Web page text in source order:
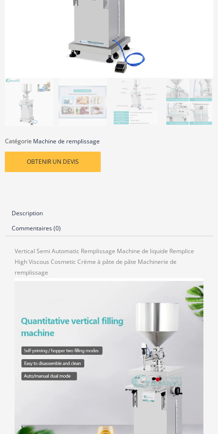
Catégorie Machine de remplissage
OBTENIR UN DEVIS
Description
Commentaires (0)
Vertical Semi Automatic Remplissage Machine de liquide Remplice
High Viscous Cosmetic Crème à pâte de pâte Machinerie de
remplissage